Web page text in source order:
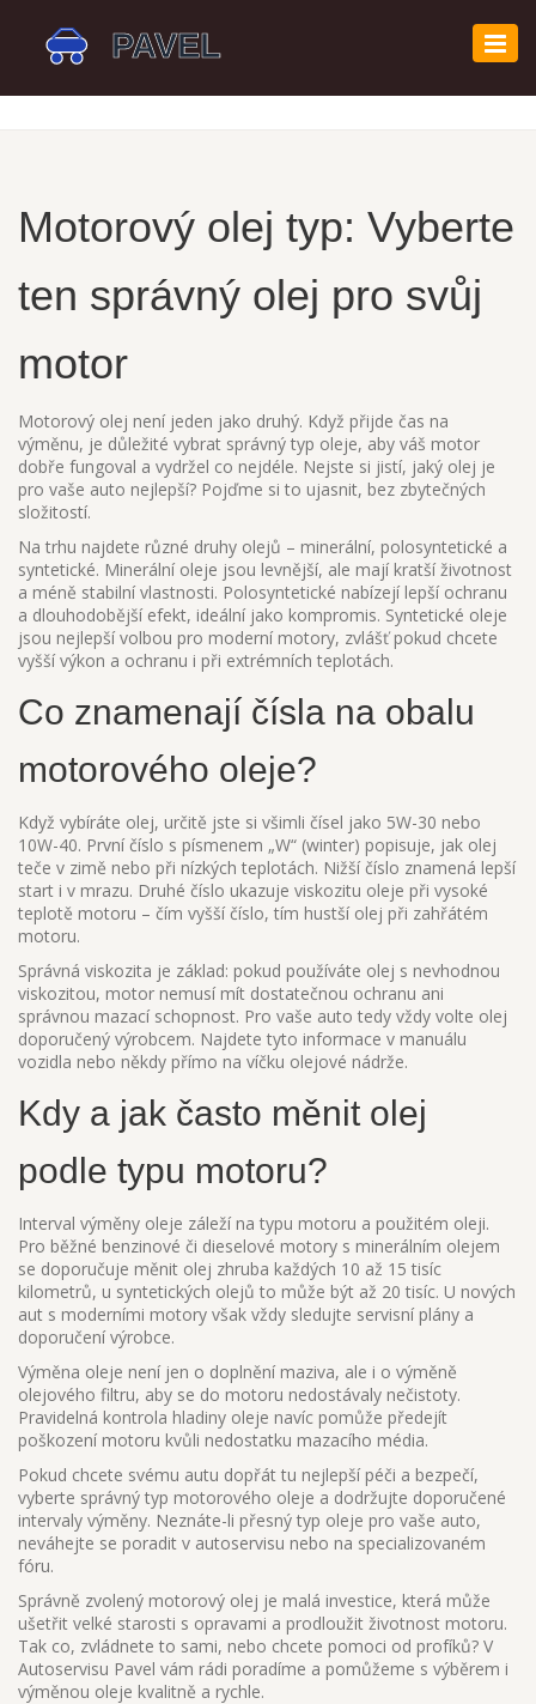
Motorový olej typ: Vyberte
ten správný olej pro svůj
motor
Motorový olej není jeden jako druhý. Když přijde čas na
výměnu, je důležité vybrat správný typ oleje, aby váš motor
dobře fungoval a vydržel co nejdéle. Nejste si jistí, jaký olej je
pro vaše auto nejlepší? Pojďme si to ujasnit, bez zbytečných
složitostí.
Na trhu najdete různé druhy olejů – minerální, polosyntetické a
syntetické. Minerální oleje jsou levnější, ale mají kratší životnost
a méně stabilní vlastnosti. Polosyntetické nabízejí lepší ochranu
a dlouhodobější efekt, ideální jako kompromis. Syntetické oleje
jsou nejlepší volbou pro moderní motory, zvlášť pokud chcete
vyšší výkon a ochranu i při extrémních teplotách.
Co znamenají čísla na obalu
motorového oleje?
Když vybíráte olej, určitě jste si všimli čísel jako 5W-30 nebo
10W-40. První číslo s písmenem „W“ (winter) popisuje, jak olej
teče v zimě nebo při nízkých teplotách. Nižší číslo znamená lepší
start i v mrazu. Druhé číslo ukazuje viskozitu oleje při vysoké
teplotě motoru – čím vyšší číslo, tím hustší olej při zahřátém
motoru.
Správná viskozita je základ: pokud používáte olej s nevhodnou
viskozitou, motor nemusí mít dostatečnou ochranu ani
správnou mazací schopnost. Pro vaše auto tedy vždy volte olej
doporučený výrobcem. Najdete tyto informace v manuálu
vozidla nebo někdy přímo na víčku olejové nádrže.
Kdy a jak často měnit olej
podle typu motoru?
Interval výměny oleje záleží na typu motoru a použitém oleji.
Pro běžné benzinové či dieselové motory s minerálním olejem
se doporučuje měnit olej zhruba každých 10 až 15 tisíc
kilometrů, u syntetických olejů to může být až 20 tisíc. U nových
aut s moderními motory však vždy sledujte servisní plány a
doporučení výrobce.
Výměna oleje není jen o doplnění maziva, ale i o výměně
olejového filtru, aby se do motoru nedostávaly nečistoty.
Pravidelná kontrola hladiny oleje navíc pomůže předejít
poškození motoru kvůli nedostatku mazacího média.
Pokud chcete svému autu dopřát tu nejlepší péči a bezpečí,
vyberte správný typ motorového oleje a dodržujte doporučené
intervaly výměny. Neznáte-li přesný typ oleje pro vaše auto,
neváhejte se poradit v autoservisu nebo na specializovaném
fóru.
Správně zvolený motorový olej je malá investice, která může
ušetřit velké starosti s opravami a prodloužit životnost motoru.
Tak co, zvládnete to sami, nebo chcete pomoci od profíků? V
Autoservisu Pavel vám rádi poradíme a pomůžeme s výběrem i
výměnou oleje kvalitně a rychle.